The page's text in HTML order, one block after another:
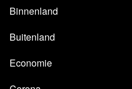
Binnenland
Buitenland
Economie